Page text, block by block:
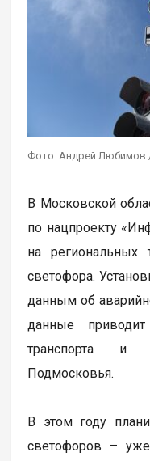
Фото: Андрей Любимов
В Московской
по нацпроекту
на региональных
светофора.
данным об
данные приводит
транспорта и
Подмосковья.
В этом году
светофоров –